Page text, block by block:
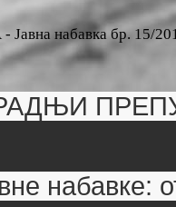
набавка бр. 15/
набавке: